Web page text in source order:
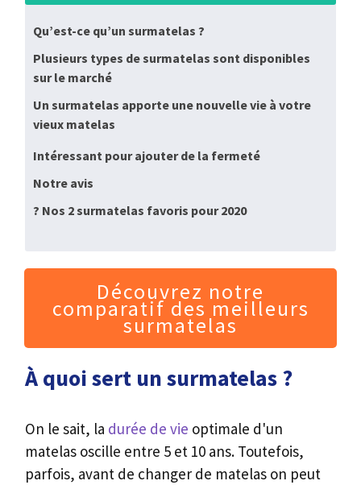
Qu’est-ce qu’un surmatelas ?
Plusieurs types de surmatelas sont disponibles
sur le marché
Un surmatelas apporte une nouvelle vie à votre
vieux matelas
Intéressant pour ajouter de la fermeté
Notre avis
? Nos 2 surmatelas favoris pour 2020
Découvrez notre
comparatif des meilleurs
surmatelas
À quoi sert un surmatelas ?
On le sait, la durée de vie optimale d'un
matelas oscille entre 5 et 10 ans. Toutefois,
parfois, avant de changer de matelas on peut